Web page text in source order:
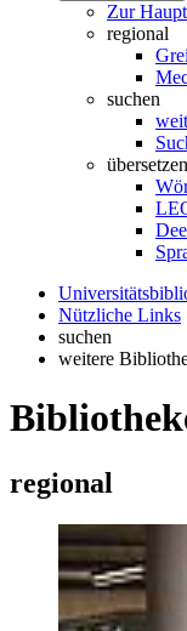
Zur
regional
suchen
übersetzen
Nützliche Links
suchen
weitere
regional